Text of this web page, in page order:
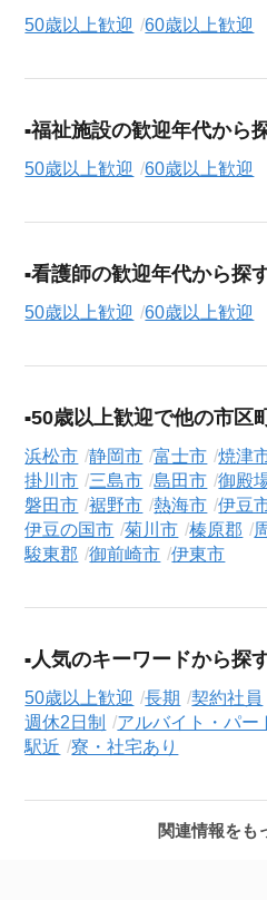
50歳以上歓迎 60歳以上歓迎
福祉施設の歓迎年代から
50歳以上歓迎 60歳以上歓迎
看護師の歓迎年代から探
50歳以上歓迎 60歳以上歓迎
50歳以上歓迎で他の市区
浜松市 静岡市 富士市 焼津
掛川市
三島市 島田市 御殿
磐田市
裾野市 熱海市 伊豆
伊豆の国市
菊川市 榛原郡
駿東郡
御前崎市 伊東市
人気のキーワードから探
50歳以上歓迎 長期 契約社員
週休2日制
アルバイト・パー
駅近
寮・社宅あり
関連情報をも